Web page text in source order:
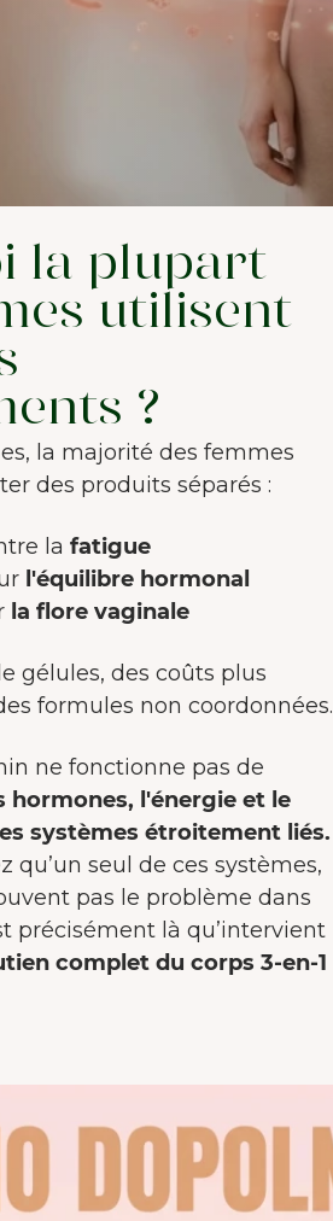
la plupart
utilisent
?
la majorité des femmes
des produits séparés :
la fatigue
l'équilibre hormonal
la flore vaginale
gélules, des coûts plus
formules non coordonnées.
ne fonctionne pas de
hormones, l'énergie et le
systèmes étroitement liés.
qu’un seul de ces systèmes,
pas le problème dans
précisément là qu’intervient
complet du corps 3-en-1